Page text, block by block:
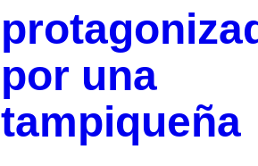
por una
tampiqueña